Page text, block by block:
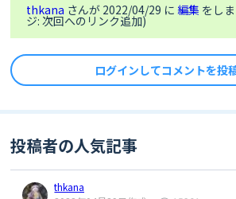
    // 全体周期の管理
    count++;
    if (count >= 20) {  // 全体のワクは2秒
        count = 0;
    if (run == 0) {
    delay(100);
}
thkana さんが 2022/04/29 に編集 をし
ジ: 次回へのリンク追加)
ログインしてコメントを投
投稿者の人気記事
thkana